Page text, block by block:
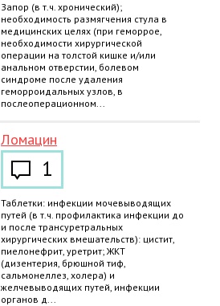
Запор (в т.ч. хронический);
необходимость размягчения стула в
медицинских целях (при геморрое,
необходимости хирургической
операции на толстой кишке и/или
анальном отверстии, болевом
синдроме после удаления
геморроидальных узлов, в
послеоперационном...
Ломацин
1
Таблетки: инфекции мочевыводящих
путей (в т.ч. профилактика инфекции до
и после трансуретральных
хирургических вмешательств): цистит,
пиелонефрит, уретрит; ЖКТ
(дизентерия, брюшной тиф,
сальмонеллез, холера) и
желчевыводящих путей, инфекции
органов д...